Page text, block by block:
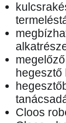
hegesztő
Cloos